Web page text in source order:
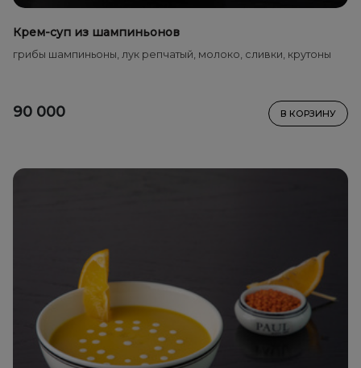
Крем-суп из шампиньонов
грибы шампиньоны, лук репчатый, молоко, сливки, крутоны
90 000 В КОРЗИНУ